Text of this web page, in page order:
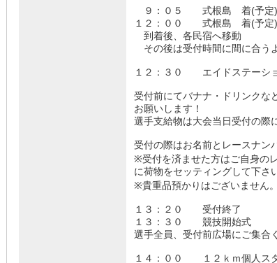
９：０５ 式根島 着(予定)
１２：００ 式根島 着(予定)
到着後、各民宿へ移動
その後は受付時間に間に合う
１２：３０ エイドステーシ
受付前にてバナナ・ドリンクな
お願いします！
選手支給物は大会当日受付の際
受付の際はお名前とレースナン
※受付を済ませた方はご自身の
に荷物をセッティングして下さい
※貴重品預かりはございません。
１３：２０ 受付終了
１３：３０ 競技開始式
選手全員、受付前広場にご集合
１４：００ １２ｋｍ個人ス